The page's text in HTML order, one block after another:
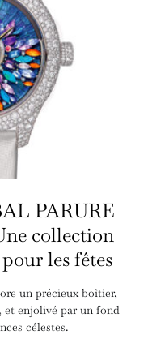
PARURE
collection
les fêtes
un précieux boîtier,
et enjolivé par un fond
célestes.